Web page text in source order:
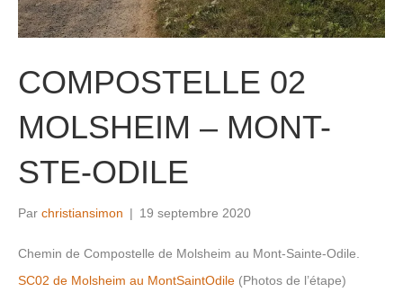
COMPOSTELLE 02
MOLSHEIM – MONT-
STE-ODILE
Par christiansimon | 19 septembre 2020
Chemin de Compostelle de Molsheim au Mont-Sainte-Odile.
SC02 de Molsheim au MontSaintOdile (Photos de l’étape)